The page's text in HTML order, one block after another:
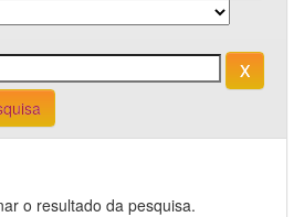
o resultado da pesquisa.